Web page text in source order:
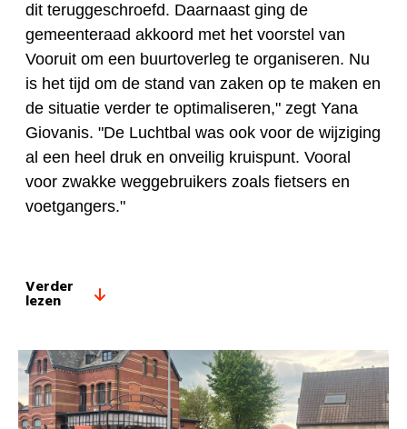
dit teruggeschroefd. Daarnaast ging de
gemeenteraad akkoord met het voorstel van
Vooruit om een buurtoverleg te organiseren. Nu
is het tijd om de stand van zaken op te maken en
de situatie verder te optimaliseren," zegt Yana
Giovanis. "De Luchtbal was ook voor de wijziging
al een heel druk en onveilig kruispunt. Vooral
voor zwakke weggebruikers zoals fietsers en
voetgangers."
Verder
lezen